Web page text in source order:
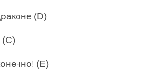
(D)
(С)
(E)